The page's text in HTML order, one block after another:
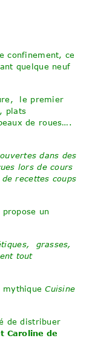
confinement, ce
quelque neuf
le premier
plats
de roues….
dans des
lors de cours
recettes coups
un
grasses,
tout
mythiqueCuisine
de distribuer
Caroline de